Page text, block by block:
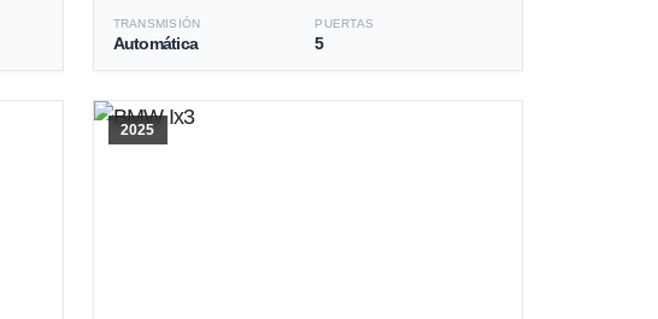
TRANSMISIÓN
Automática
PUERTAS
5
2025